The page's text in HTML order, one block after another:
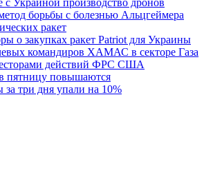
борьбы с болезнью Альцгеймера
ракет
о закупках ракет Patriot для Украины
командиров ХАМАС в секторе Газа
действий ФРС США
пятницу повышаются
три дня упали на 10%